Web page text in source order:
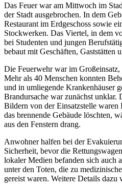
Das Feuer war am Mittwoch im
der Stadt ausgebrochen. In dem
Restaurant im Erdgeschoss sowie
Stockwerken. Das Viertel, in dem
bei Studenten und jungen
bebaut mit Geschäften, Gaststätten
Die Feuerwehr war im
Mehr als 40 Menschen konnten
und in umliegende Krankenhäuser
Brandursache war zunächst
Bildern von der Einsatzstelle waren
das brennende Gebäude löschten,
aus den Fenstern drang.
Anwohner halfen bei der
Sicherheit, bevor die
lokaler Medien befanden sich auch
unter den Toten, die zu
gereist waren. Weitere Details dazu